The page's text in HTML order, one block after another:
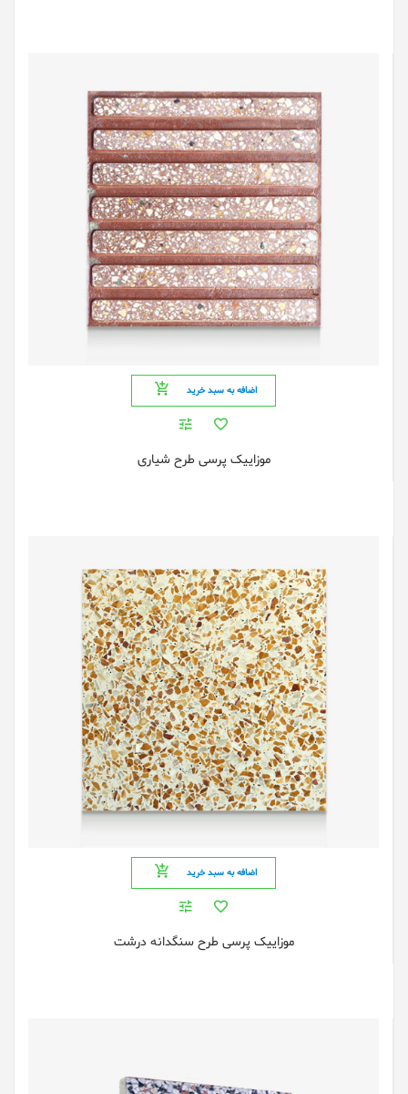
اضافه به سبد خرید
موزاییک پرسی طرح شیاری
اضافه به سبد خرید
موزاییک پرسی طرح سنگدانه درشت